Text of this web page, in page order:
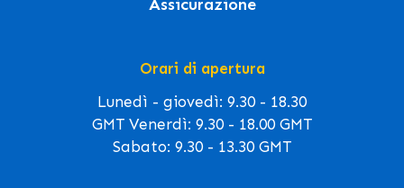
Assicurazione
Orari di apertura
Lunedì - giovedì: 9.30 - 18.30
GMT Venerdì: 9.30 - 18.00 GMT
Sabato: 9.30 - 13.30 GMT